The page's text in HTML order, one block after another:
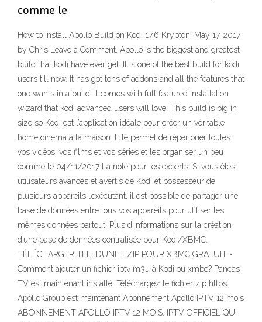
comme le
How to Install Apollo Build on Kodi 17.6 Krypton. May 17, 2017
by Chris Leave a Comment. Apollo is the biggest and greatest
build that kodi have ever get. It is one of the best build for kodi
users till now. It has got tons of addons and all the features that
one wants in a build. It comes with full featured installation
wizard that kodi advanced users will love. This build is big in
size so Kodi est l’application idéale pour créer un véritable
home cinéma à la maison. Elle permet de répertorier toutes
vos vidéos, vos films et vos séries et les organiser un peu
comme le 04/11/2017 La note pour les experts. Si vous êtes
utilisateurs avancés et avertis de Kodi et possesseur de
plusieurs appareils l’exécutant, il est possible de partager une
base de données entre tous vos appareils pour utiliser les
mêmes données partout. Plus d’informations sur la création
d’une base de données centralisée pour Kodi/XBMC.
TÉLÉCHARGER TELEDUNET ZIP POUR XBMC GRATUIT -
Comment ajouter un fichier iptv m3u à Kodi ou xmbc? Pancas
TV est maintenant installé. Téléchargez le fichier zip https:
Apollo Group est maintenant Abonnement Apollo IPTV 12 mois
ABONNEMENT APOLLO IPTV 12 MOIS: IPTV OFFICIEL QUI